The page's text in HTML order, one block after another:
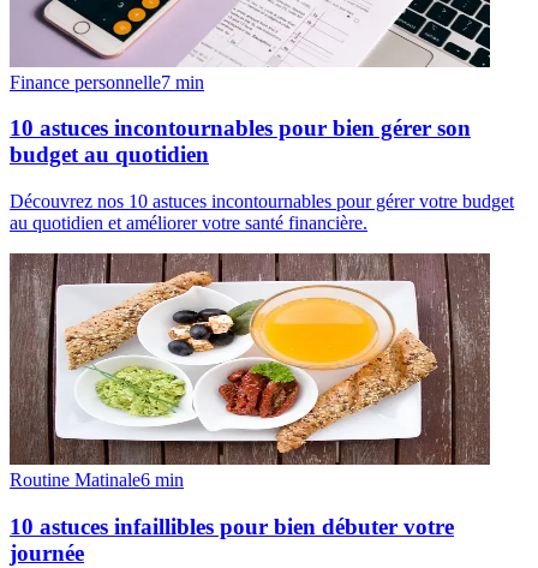
Finance personnelle7 min
10 astuces incontournables pour bien gérer son
budget au quotidien
Découvrez nos 10 astuces incontournables pour gérer votre budget
au quotidien et améliorer votre santé financière.
Routine Matinale6 min
10 astuces infaillibles pour bien débuter votre
journée